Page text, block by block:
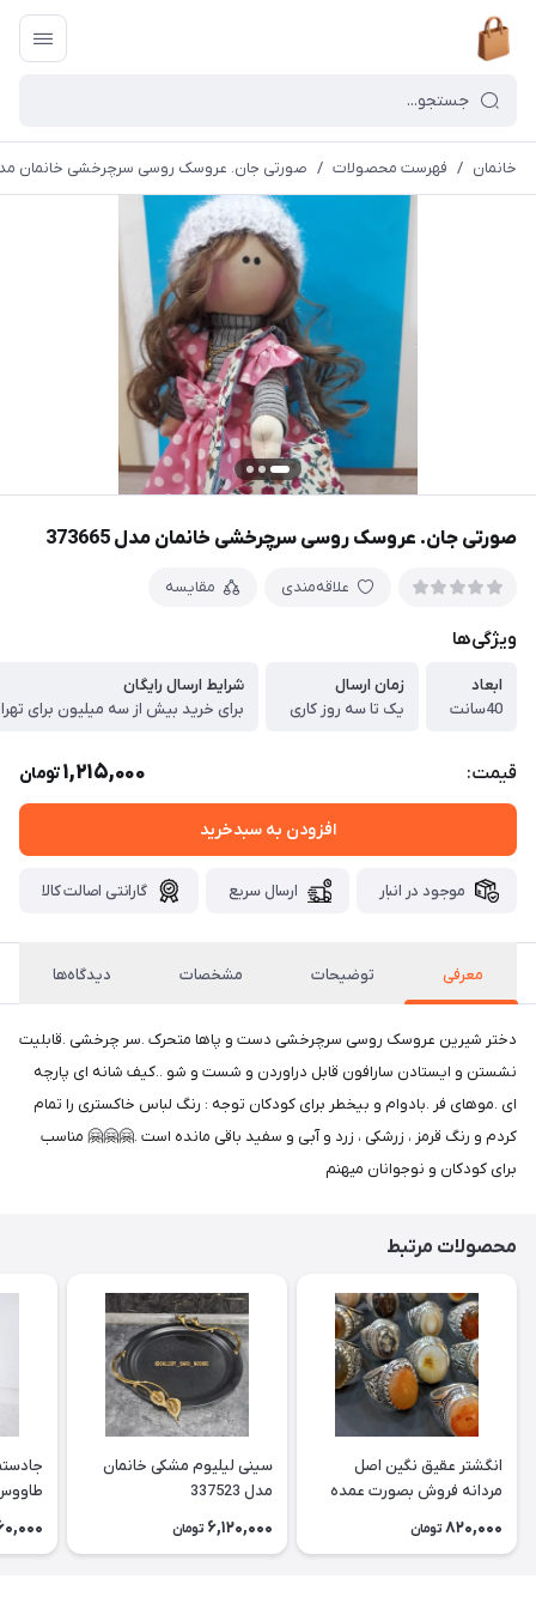
خانمان / فهرست محصولات / صورتی جان. عروسک روسی سرچرخشی خانمان مدل
صورتی جان. عروسک روسی سرچرخشی خانمان مدل 373665
علاقه‌مندی مقایسه
ویژگی‌ها
ابعاد
40سانت
زمان ارسال
یک تا سه روز کاری
شرایط ارسال رایگان
برای خرید بیش از سه میلیون برای
قیمت: 1,215,000تومان
افزودن به سبدخرید
موجود در انبار ارسال سریع گارانتی اصالت کالا
معرفی توضیحات مشخصات دیدگاه‌ها
دختر شیرین عروسک روسی سرچرخشی دست و پاها متحرک .سر چرخشی .قابلیت
نشستن و ایستادن سارافون قابل دراوردن و شست و شو ..کیف شانه ای پارچه
ای .موهای فر .بادوام و بیخطر برای کودکان توجه : رنگ لباس خاکستری را تمام
کردم و رنگ قرمز ، زرشکی ، زرد و آبی و سفید باقی مانده است .🤗🤗🤗 مناسب
برای کودکان و نوجوانان میهنم
محصولات مرتبط
انگشتر عقیق نگین اصل
مردانه فروش بصورت عمده
3عدد هست فروش بصورت
820,000 تومان
سینی لیلیوم مشکی خانمان
مدل 337523
6,120,000 تومان